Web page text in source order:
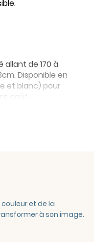
allant de 170 à
Disponible en
et blanc) pour
coût.
et de la
à son image.